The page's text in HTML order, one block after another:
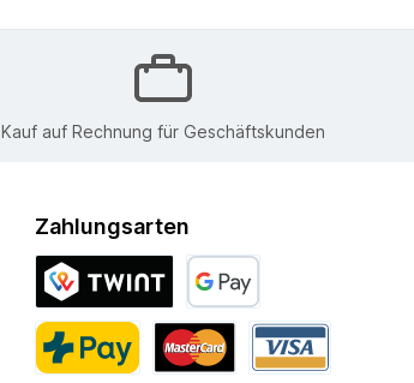
Kauf auf Rechnung für Geschäftskunden
Zahlungsarten
Twint Google Pay